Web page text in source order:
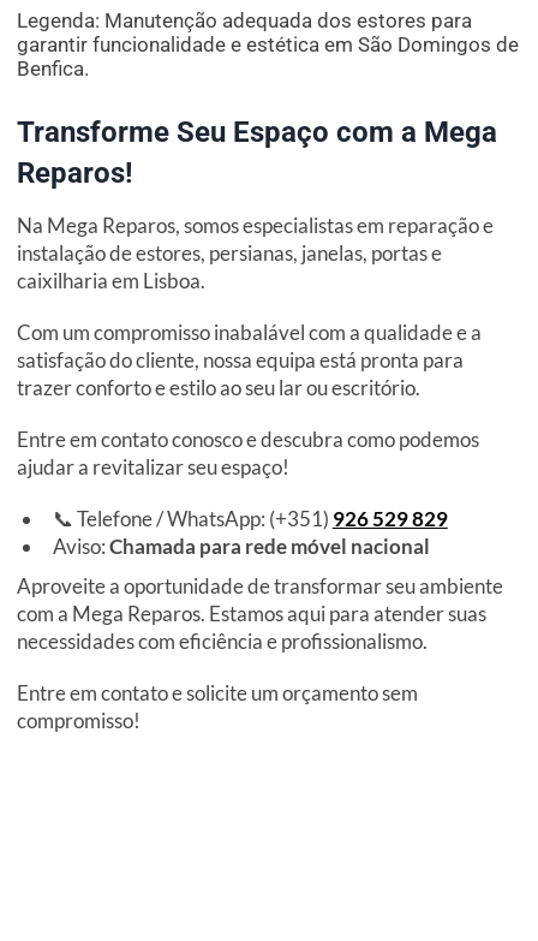
Legenda: Manutenção adequada dos estores para
garantir funcionalidade e estética em São Domingos de
Benfica.
Transforme Seu Espaço com a Mega
Reparos!
Na Mega Reparos, somos especialistas em reparação e
instalação de estores, persianas, janelas, portas e
caixilharia em Lisboa.
Com um compromisso inabalável com a qualidade e a
satisfação do cliente, nossa equipa está pronta para
trazer conforto e estilo ao seu lar ou escritório.
Entre em contato conosco e descubra como podemos
ajudar a revitalizar seu espaço!
📞 Telefone / WhatsApp: (+351) 926 529 829
Aviso:Chamada para rede móvel nacional
Aproveite a oportunidade de transformar seu ambiente
com a Mega Reparos. Estamos aqui para atender suas
necessidades com eficiência e profissionalismo.
Entre em contato e solicite um orçamento sem
compromisso!